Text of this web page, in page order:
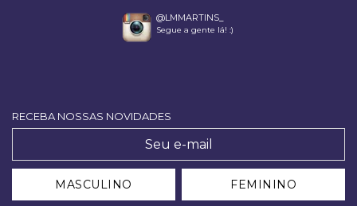
@LMMARTINS_
Segue a gente lá! :)
RECEBA NOSSAS NOVIDADES
MASCULINO FEMININO